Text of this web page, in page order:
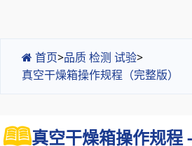
首页>品质 检测 试验>
真空干燥箱操作规程（完整版）
真空干燥箱操作规程